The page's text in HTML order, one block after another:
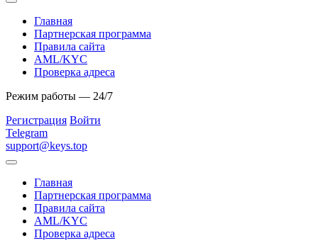
Главная
Партнерская программа
Правила сайта
AML/KYC
Проверка адреса
Режим работы — 24/7
Регистрация Войти
Telegram
support@keys.top
Главная
Партнерская программа
Правила сайта
AML/KYC
Проверка адреса